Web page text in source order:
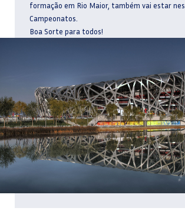
formação em Rio Maior, também vai estar
Campeonatos.
Boa Sorte para todos!